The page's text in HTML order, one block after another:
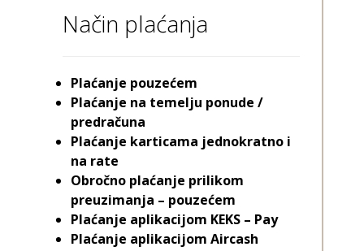
Način plaćanja
Plaćanje pouzećem
Plaćanje na temelju ponude /
predračuna
Plaćanje karticama jednokratno i
na rate
Obročno plaćanje prilikom
preuzimanja – pouzećem
Plaćanje aplikacijom KEKS – Pay
Plaćanje aplikacijom Aircash